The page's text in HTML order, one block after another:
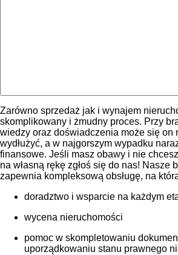
Zarówno sprzedaż jak i wynajem
skomplikowany i żmudny proces. Przy
wiedzy oraz doświadczenia może się on
wydłużyć, a w najgorszym wypadku
finansowe. Jeśli masz obawy i nie
na własną rękę zgłoś się do nas! Nasze
zapewnia kompleksową obsługę, na
doradztwo i wsparcie na każdym
wycena nieruchomości
pomoc w skompletowaniu
uporządkowaniu stanu prawnego